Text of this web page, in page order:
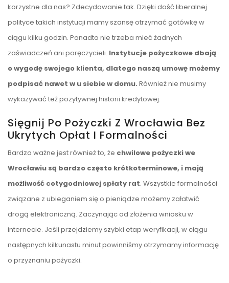
korzystne dla nas? Zdecydowanie tak. Dzięki dość liberalnej
polityce takich instytucji mamy szansę otrzymać gotówkę w
ciągu kilku godzin. Ponadto nie trzeba mieć żadnych
zaświadczeń ani poręczycieli. Instytucje pożyczkowe dbają
o wygodę swojego klienta, dlatego naszą umowę możemy
podpisać nawet w u siebie w domu. Również nie musimy
wykazywać też pozytywnej historii kredytowej.
Sięgnij Po Pożyczki Z Wrocławia Bez
Ukrytych Opłat I Formalności
Bardzo ważne jest również to, że chwilowe pożyczki we
Wrocławiu są bardzo często krótkoterminowe, i mają
możliwość cotygodniowej spłaty rat. Wszystkie formalności
związane z ubieganiem się o pieniądze możemy załatwić
drogą elektroniczną. Zaczynając od złożenia wniosku w
internecie. Jeśli przejdziemy szybki etap weryfikacji, w ciągu
następnych kilkunastu minut powinniśmy otrzymamy informację
o przyznaniu pożyczki.